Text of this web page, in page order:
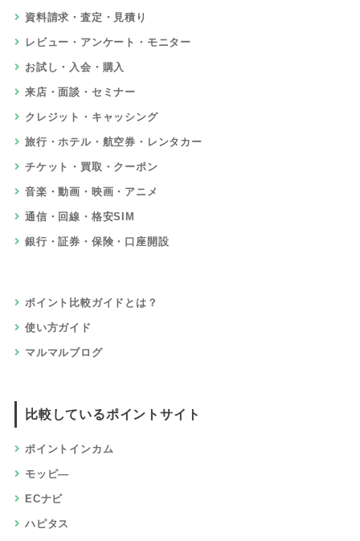
資料請求・査定・見積り
レビュー・アンケート・モニター
お試し・入会・購入
来店・面談・セミナー
クレジット・キャッシング
旅行・ホテル・航空券・レンタカー
チケット・買取・クーポン
音楽・動画・映画・アニメ
通信・回線・格安SIM
銀行・証券・保険・口座開設
ポイント比較ガイドとは？
使い方ガイド
マルマルブログ
比較しているポイントサイト
ポイントインカム
モッピ―
ECナビ
ハピタス